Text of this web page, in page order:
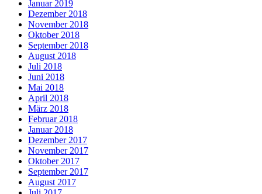
Januar 2019
Dezember 2018
November 2018
Oktober 2018
September 2018
August 2018
Juli 2018
Juni 2018
Mai 2018
April 2018
März 2018
Februar 2018
Januar 2018
Dezember 2017
November 2017
Oktober 2017
September 2017
August 2017